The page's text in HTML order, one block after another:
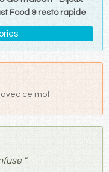
Food & resto rapide
ce mot
"